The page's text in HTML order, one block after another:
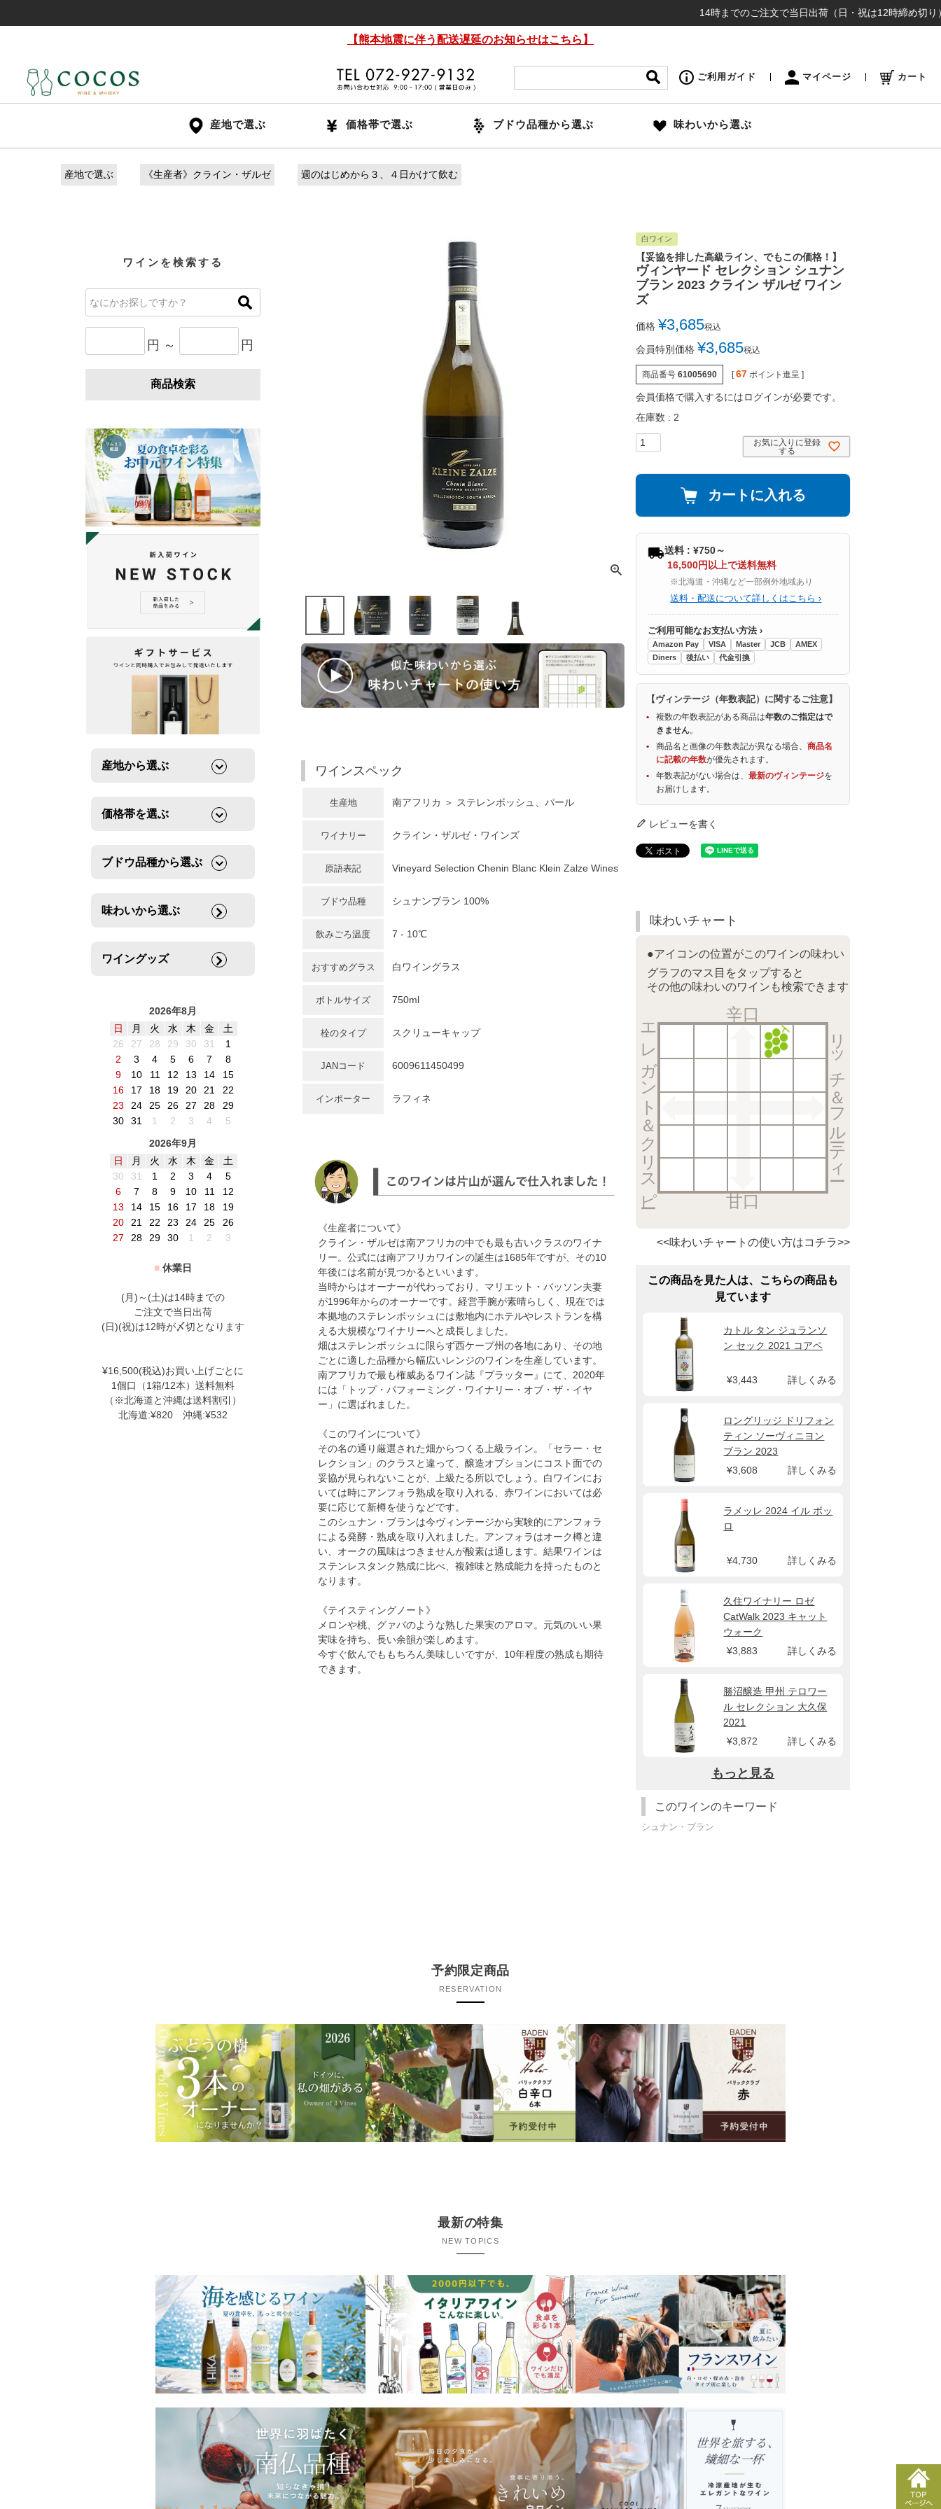
14時までのご注文で当日出荷（日・祝は12時締め切り）
【熊本地震に伴う配送遅延のお知らせはこちら】
ご利用ガイド マイページ カート
産地で選ぶ 価格帯で選ぶ ブドウ品種から選ぶ 味わいから選ぶ
産地で選ぶ 《生産者》クライン・ザルゼ 週のはじめから３、４日かけて飲む
ワインを検索する
円 ～ 円
商品検索
産地から選ぶ
価格帯を選ぶ
ブドウ品種から選ぶ
味わいから選ぶ
ワイングッズ
2026年8月
日
月 火 水 木 金
土
26
27 28 29 30 31
1
2
3 4 5 6 7
8
9
10 11 12 13 14
15
16
17 18 19 20 21
22
23
24 25 26 27 28
29
30
31 1 2 3 4
5
2026年9月
日
月 火 水 木 金
土
30
31 1 2 3 4
5
6
7 8 9 10 11
12
13
14 15 16 17 18
19
20
21 22 23 24 25
26
27
28 29 30 1 2 3
■ 休業日
(月)～(土)は14時までの
ご注文で当日出荷
(日)(祝)は12時が〆切となります
¥16,500(税込)お買い上げごとに
1個口（1箱/12本）送料無料
（※北海道と沖縄は送料割引）
北海道:¥820 沖縄:¥532
ワインスペック
生産地 南アフリカ ＞ ステレンボッシュ、パール
ワイナリー クライン・ザルゼ・ワインズ
原語表記 Vineyard Selection Chenin Blanc Klein Zalze Wines
ブドウ品種 シュナンブラン 100%
飲みごろ温度 7 - 10℃
おすすめグラス 白ワイングラス
ボトルサイズ 750ml
栓のタイプ スクリューキャップ
JANコード 6009611450499
インポーター ラフィネ
《生産者について》
クライン・ザルゼは南アフリカの中でも最も古いクラスのワイナ
リー。公式には南アフリカワインの誕生は1685年ですが、その10
年後には名前が見つかるといいます。
当時からはオーナーが代わっており、マリエット・バッソン夫妻
が1996年からのオーナーです。経営手腕が素晴らしく、現在では
本拠地のステレンボッシュには敷地内にホテルやレストランを構
える大規模なワイナリーへと成長しました。
畑はステレンボッシュに限らず西ケープ州の各地にあり、その地
ごとに適した品種から幅広いレンジのワインを生産しています。
南アフリカで最も権威あるワイン誌『プラッター』にて、2020年
には「トップ・パフォーミング・ワイナリー・オブ・ザ・イヤ
ー」に選ばれました。
《このワインについて》
その名の通り厳選された畑からつくる上級ライン。「セラー・セ
レクション」のクラスと違って、醸造オプションにコスト面での
妥協が見られないことが、上級たる所以でしょう。白ワインにお
いては時にアンフォラ熟成を取り入れる、赤ワインにおいては必
要に応じて新樽を使うなどです。
このシュナン・ブランは今ヴィンテージから実験的にアンフォラ
による発酵・熟成を取り入れました。アンフォラはオーク樽と違
い、オークの風味はつきませんが酸素は通します。結果ワインは
ステンレスタンク熟成に比べ、複雑味と熟成能力を持ったものと
なります。
《テイスティングノート》
メロンや桃、グァバのような熟した果実のアロマ。元気のいい果
実味を持ち、長い余韻が楽しめます。
今すぐ飲んでももちろん美味しいですが、10年程度の熟成も期待
できます。
白ワイン
【妥協を排した高級ライン、でもこの価格！】
ヴィンヤード セレクション シュナン
ブラン 2023 クライン ザルゼ ワイン
ズ
価格 ¥3,685税込
会員特別価格 ¥3,685税込
商品番号 61005690 [ 67 ポイント進呈 ]
会員価格で購入するにはログインが必要です。
在庫数
2
お気に入りに登録
する
カートに入れる
送料 : ¥750～
16,500円以上で送料無料
※北海道・沖縄など一部例外地域あり
送料・配送について詳しくはこちら ›
ご利用可能なお支払い方法 ›
Amazon Pay VISA Master JCB
AMEX
Diners
後払い 代金引換
【ヴィンテージ（年数表記）に関するご注意】
複数の年数表記がある商品は年数のご指定はで
きません。
商品名と画像の年数表記が異なる場合、商品名
に記載の年数が優先されます。
年数表記がない場合は、最新のヴィンテージを
お届けします。
レビューを書く
味わいチャート
●アイコンの位置がこのワインの味わい
グラフのマス目をタップすると
その他の味わいのワインも検索できます
辛口
リッチ＆フルーティー
甘口
エレガント＆クリスピー
<<味わいチャートの使い方はコチラ>>
この商品を見た人は、こちらの商品も
見ています
カトル タン ジュランソ
ン セック 2021 コアペ
¥3,443 詳しくみる
ロングリッジ ドリフォン
ティン ソーヴィニヨン
ブラン 2023
¥3,608
詳しくみる
ラメッレ 2024 イル ボッ
ロ
¥4,730 詳しくみる
久住ワイナリー ロゼ
CatWalk 2023 キャット
ウォーク
¥3,883
詳しくみる
勝沼醸造 甲州 テロワー
ル セレクション 大久保
2021
¥3,872
詳しくみる
もっと見る
このワインのキーワード
シュナン・ブラン
予約限定商品
RESERVATION
最新の特集
NEW TOPICS